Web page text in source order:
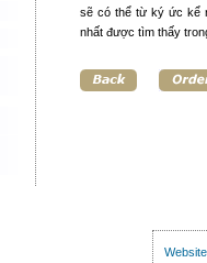
sẽ có thể từ ký ức kể
nhất được tìm thấy